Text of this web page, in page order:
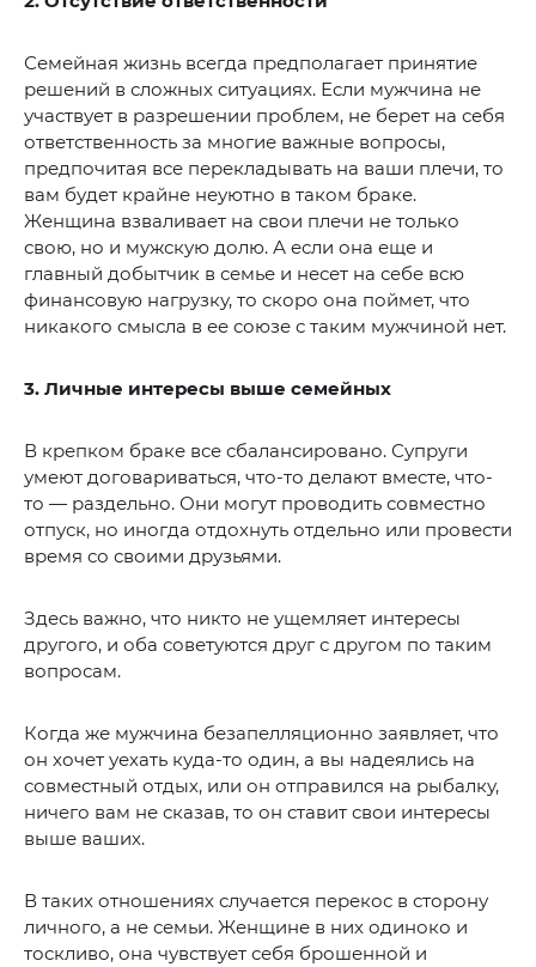
Семейная жизнь всегда предполагает принятие
решений в сложных ситуациях. Если мужчина не
участвует в разрешении проблем, не берет на себя
ответственность за многие важные вопросы,
предпочитая все перекладывать на ваши плечи, то
вам будет крайне неуютно в таком браке.
Женщина взваливает на свои плечи не только
свою, но и мужскую долю. А если она еще и
главный добытчик в семье и несет на себе всю
финансовую нагрузку, то скоро она поймет, что
никакого смысла в ее союзе с таким мужчиной нет.
3. Личные интересы выше семейных
В крепком браке все сбалансировано. Супруги
умеют договариваться, что-то делают вместе, что-
то — раздельно. Они могут проводить совместно
отпуск, но иногда отдохнуть отдельно или провести
время со своими друзьями.
Здесь важно, что никто не ущемляет интересы
другого, и оба советуются друг с другом по таким
вопросам.
Когда же мужчина безапелляционно заявляет, что
он хочет уехать куда-то один, а вы надеялись на
совместный отдых, или он отправился на рыбалку,
ничего вам не сказав, то он ставит свои интересы
выше ваших.
В таких отношениях случается перекос в сторону
личного, а не семьи. Женщине в них одиноко и
тоскливо, она чувствует себя брошенной и